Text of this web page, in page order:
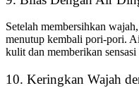
Setelah membersihkan
menutup kembali pori-pori.
kulit dan memberikan sensasi
10. Keringkan Wajah